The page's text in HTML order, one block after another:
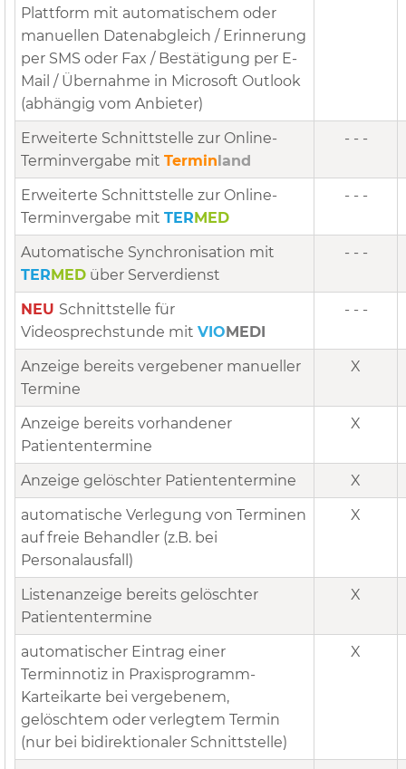
Plattform mit automatischem oder
manuellen Datenabgleich / Erinnerung
per SMS oder Fax / Bestätigung per E-
Mail / Übernahme in Microsoft Outlook
(abhängig vom Anbieter)
Erweiterte Schnittstelle zur Online-
Terminvergabe mit Terminland
- - -
Erweiterte Schnittstelle zur Online-
Terminvergabe mit TERMED
- - -
Automatische Synchronisation mit
TERMED über Serverdienst
- - -
NEU Schnittstelle für
Videosprechstunde mit VIOMEDI
- - -
Anzeige bereits vergebener manueller
Termine
X
Anzeige bereits vorhandener
Patiententermine
X
Anzeige gelöschter Patiententermine
X
automatische Verlegung von Terminen
auf freie Behandler (z.B. bei
Personalausfall)
X
Listenanzeige bereits gelöschter
Patiententermine
X
automatischer Eintrag einer
Terminnotiz in Praxisprogramm-
Karteikarte bei vergebenem,
gelöschtem oder verlegtem Termin
(nur bei bidirektionaler Schnittstelle)
X